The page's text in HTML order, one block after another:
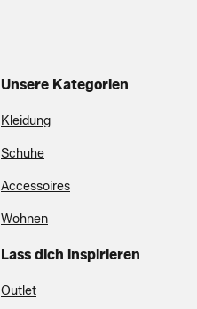
Unsere Kategorien
Kleidung
Schuhe
Accessoires
Wohnen
Lass dich inspirieren
Outlet